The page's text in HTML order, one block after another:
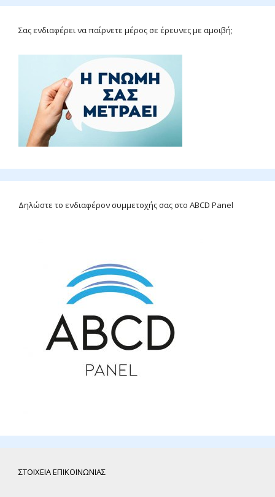
Σας ενδιαφέρει να παίρνετε μέρος σε έρευνες με αμοιβή;
Δηλώστε το ενδιαφέρον συμμετοχής σας στο ABCD Panel
ΣΤΟΙΧΕΙΑ ΕΠΙΚΟΙΝΩΝΙΑΣ